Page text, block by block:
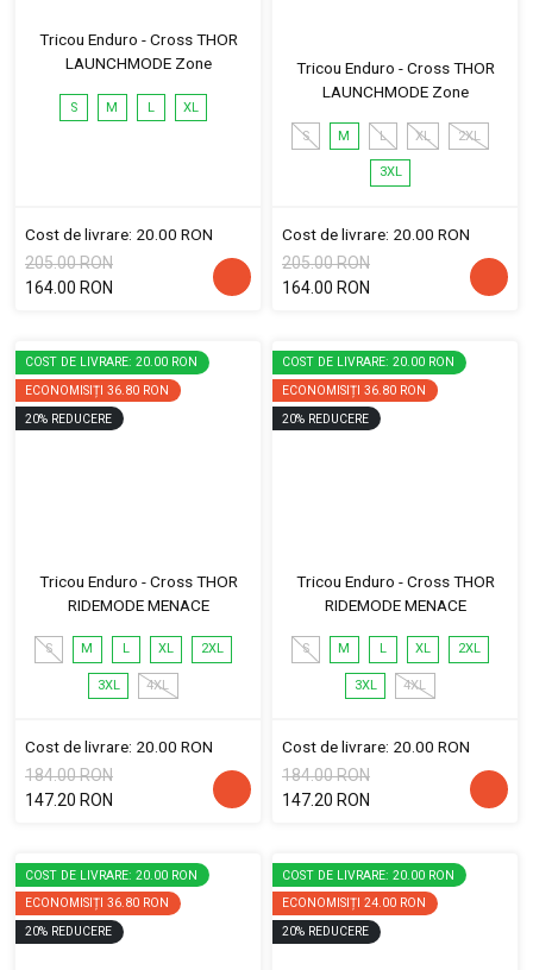
Tricou Enduro - Cross THOR
LAUNCHMODE Zone
S M L XL
Cost de livrare: 20.00 RON
205.00 RON
164.00 RON
Tricou Enduro - Cross THOR
LAUNCHMODE Zone
S M L XL 2XL
3XL
Cost de livrare: 20.00 RON
205.00 RON
164.00 RON
COST DE LIVRARE: 20.00 RON
ECONOMISIȚI 36.80 RON
20% REDUCERE
Tricou Enduro - Cross THOR
RIDEMODE MENACE
S M L XL 2XL
3XL 4XL
Cost de livrare: 20.00 RON
184.00 RON
147.20 RON
COST DE LIVRARE: 20.00 RON
ECONOMISIȚI 36.80 RON
20% REDUCERE
Tricou Enduro - Cross THOR
RIDEMODE MENACE
S M L XL 2XL
3XL 4XL
Cost de livrare: 20.00 RON
184.00 RON
147.20 RON
COST DE LIVRARE: 20.00 RON
ECONOMISIȚI 36.80 RON
20% REDUCERE
COST DE LIVRARE: 20.00 RON
ECONOMISIȚI 24.00 RON
20% REDUCERE